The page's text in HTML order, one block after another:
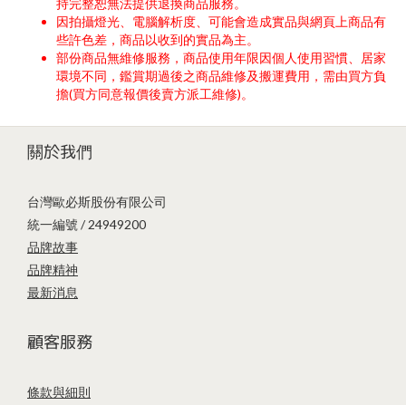
因拍攝燈光、電腦解析度、可能會造成實品與網頁上商品有
些許色差，商品以收到的實品為主。
部份商品無維修服務，商品使用年限因個人使用習慣、居家
環境不同，鑑賞期過後之商品維修及搬運費用，需由買方負
擔(買方同意報價後賣方派工維修)。
關於我們
台灣歐必斯股份有限公司
統一編號 / 24949200
品牌故事
品牌精神
最新消息
顧客服務
條款與細則